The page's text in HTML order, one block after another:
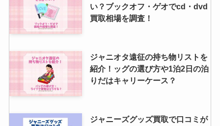
スノーマンのファンネームは？お
い？ブックオフ・ゲオでcd・dvd
買取相場を調査！
ジャニオタ遠征の持ち物リストを
紹介！ッグの選び方や1泊2日の泊
りだはキャリーケース？
ジャニーズグッズ買取で口コミが